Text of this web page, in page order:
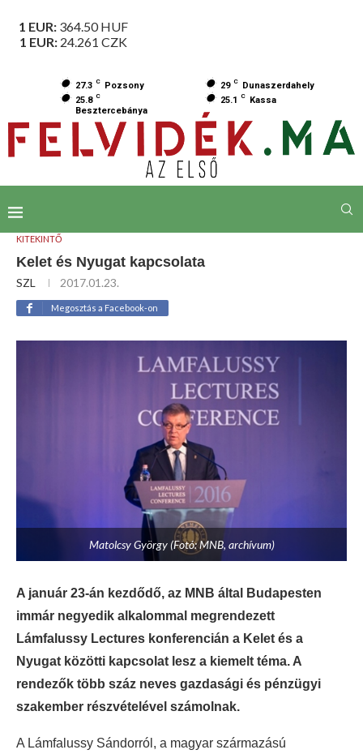
1 EUR: 364.50HUF
1 EUR: 24.261 CZK
27.3 C Pozsony 29 C
Dunaszerdahely
25.8 C
Besztercebánya
25.1 C Kassa
KITEKINTŐ
Kelet és Nyugat kapcsolata
SZL 2017.01.23.
Megosztás a Facebook-on
Matolcsy György (Fotó: MNB, archívum)
A január 23-án kezdődő, az MNB által Budapesten
immár negyedik alkalommal megrendezett
Lámfalussy Lectures konferencián a Kelet és a
Nyugat közötti kapcsolat lesz a kiemelt téma. A
rendezők több száz neves gazdasági és pénzügyi
szakember részvételével számolnak.
A Lámfalussy Sándorról, a magyar származású